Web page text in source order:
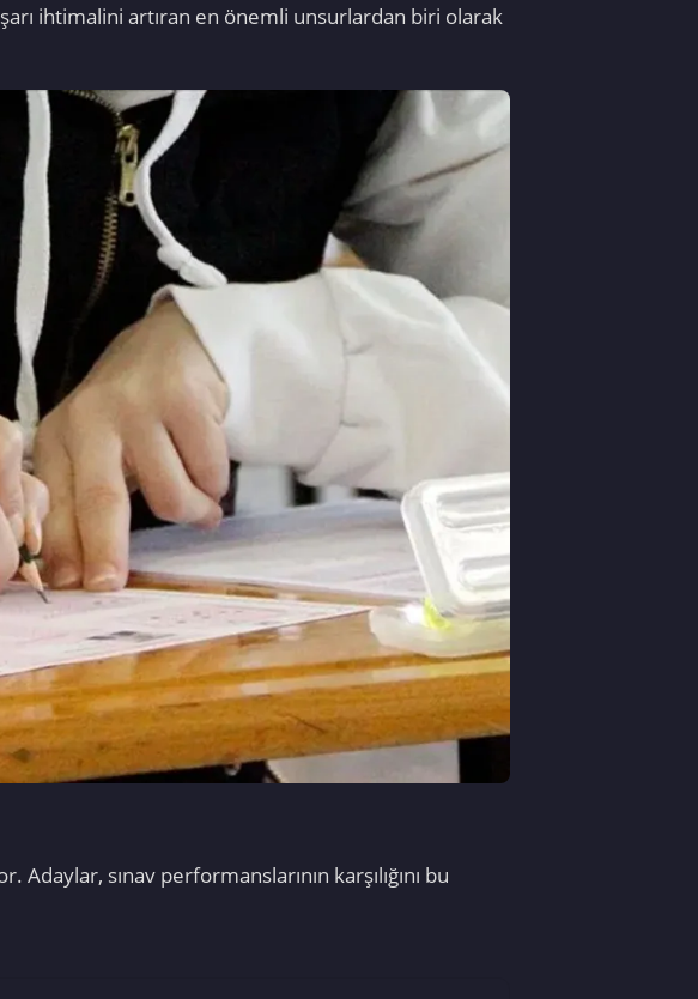
ihtimalini artıran en önemli unsurlardan biri olarak
sınav performanslarının karşılığını bu